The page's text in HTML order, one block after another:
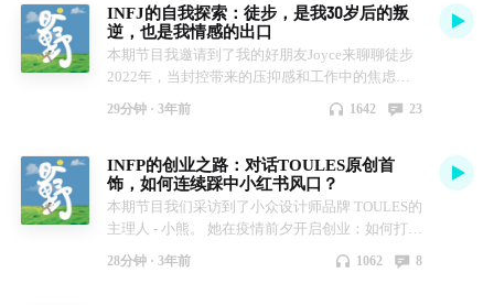
年里，我花了1年时间在旷野中奔跑，重新建立起
我的人生坐标系。 在这个播客栏目中，我将通过
对谈又或是单口的形式，了解大家是如何重构人生
坐标系，重新定位人生的方向。希望可以通过声
音，给正在旷野中又或是想要奔赴旷野的你们带来
🩵
要吗？那些开启第二曲线学习的人，反而拥有更大
的自我负责的勇气 60:15 目前每天的工作节奏
76:06 佳莹老师的快速回气血妙招！ 🩵精力管理营
预告 8.15-8.29 我会带领第一期精力复盘营，和大
家一起进行每天10分钟的无痛打卡。帮助你从快
痛职场转型。如果你是自由职业者或者想探索自由
职业道路，欢迎扫码或者添加微信号（itsfresia) 咨
询报名~ 🩵关于播客 人生是旷野，不是轨道。脱离
了既定轨道之后，我们应该如何在旷野里奔跑呢？
我是西雅，一名优势教练及Life Coach。在过去一
慢即是快，给自己多一点耐心 小福利：点赞评论
将抽取3名听友，获得《精力管理》及《时间贫
困》读书笔记一份。期待留下你的订阅和评论呀
🩵精力复盘营预告 8.15-8.29 西卡和西雅会带领第
一期精力复盘营，和大家一起进行每天10分钟的
知道到做到。想要借着暑假重启人生，开启新规划
的朋友们，欢迎扫码或者添加微信号（itsfresia) 咨
询报名~ 🩵关于播客 人生是旷野，不是轨道。脱离
了既定轨道之后，我们应该如何在旷野里奔跑呢？
我是西雅，一名优势教练及Life Coach。在过去一
见世界 #和恐惧一起，纵身一跃 #一个人的朝圣路
——冈仁波齐转山
——————————————————————
— Shownotes: 06:22 旅居是一种“见自己 见他人 见
世界”的方式 10:31 在大理封控的1个月里，我发现
居和大众想象中的旅居一样吗？ 33:48 关于人生选
择：“你真正能抓住的只有脚下的那一步，一步一
步走着，这个路就出来了”
——————————————————————
— 主播：西雅 优势教练 & 人生教练 致力于帮助
从初中开始赚钱，尝试过10余种副业。目前是为
友《人生事业创造营》项目合伙人，已帮助
400+伙伴从0到1找到人生事业。 通过1年的时间，
亦锦从日复一日的上班循环中挣脱出来，用人生事
业赋予了生活新的意义，她也逐渐明白：每一步，
都是命运精心布局的礼物。 📝 本期播客你将会听
被裁员 00:02:55 上班如上刑，还没到公司我就累
了 00:06:35 第一天报到就拉肚子，命运给了我一
个暗示 00:08:58 拼命在工作外寻找出口，摄影让
我重新感受到创造的美好 00:11:58 把我的经历做
成课程，帮助更多在职场困境中挣扎的人找到一个
INFJ的自我探索：徒步，是我30岁后的叛
逆，也是我情感的出口
本期节目我邀请到了我的好朋友Joyce来聊聊徒步
2022年，当封控带来的压抑感和工作中的焦虑感
泄。 一个偶然的机会， Joyce 看到了旅游博主发
穿了双防水鞋，连蒙带骗地带着伴侣开始了40公
里的高原徒步。 三十而立的她迫切地想要脱离原
先的轨道，开启自己的叛逆之旅。 然而在一次次
徒步后，她说：“我是奔着人生不是轨道去徒步，
到最后发现 no one is coming - 你想寻找的答案就
在自己身上。” 在徒步100公里后，她的伴侣找到
29分钟 · 3年前 1642 23
INFP的创业之路：对话TOULES原创首
饰，如何连续踩中小红书风口？
本期节目我们采访到了小众设计师品牌 TOULES的
主理人 - 小熊。 她在疫情前夕开启创业：如何打造
对市场的变化坚持初心？ 让我们来听她聊聊创业
28分钟 · 3年前 1062 8